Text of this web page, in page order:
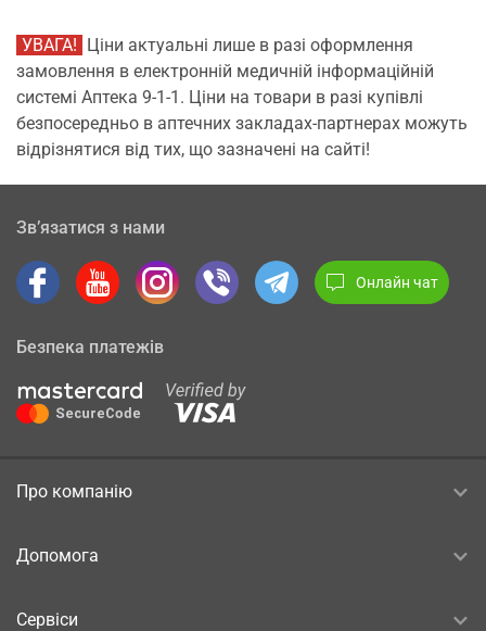
УВАГА! Ціни актуальні лише в разі оформлення
замовлення в електронній медичній інформаційній
системі Аптека 9-1-1. Ціни на товари в разі купівлі
безпосередньо в аптечних закладах-партнерах можуть
відрізнятися від тих, що зазначені на сайті!
Зв’язатися з нами
Онлайн чат
Безпека платежів
Про компанію
Допомога
Сервіси